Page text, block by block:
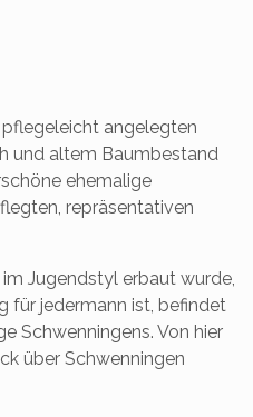
angelegten
und altem Baumbestand
ehemalige
repräsentativen
Jugendstyl erbaut wurde,
für jedermann ist, befindet
Schwenningens. Von hier
über Schwenningen